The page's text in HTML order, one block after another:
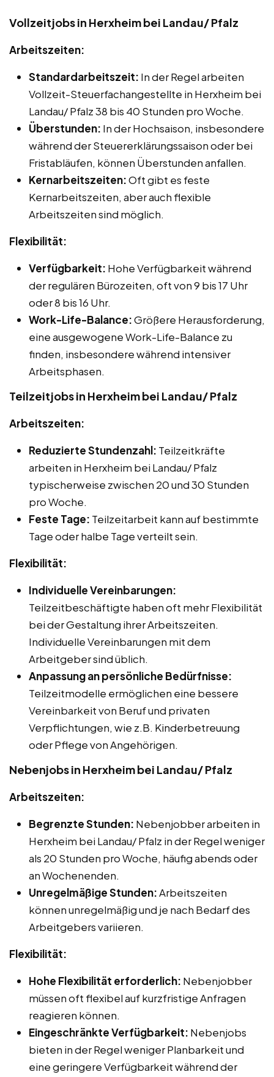
Vollzeitjobs in Herxheim bei Landau/ Pfalz
Arbeitszeiten:
Standardarbeitszeit: In der Regel arbeiten
Vollzeit-Steuerfachangestellte in Herxheim bei
Landau/ Pfalz 38 bis 40 Stunden pro Woche.
Überstunden: In der Hochsaison, insbesondere
während der Steuererklärungssaison oder bei
Fristabläufen, können Überstunden anfallen.
Kernarbeitszeiten:Oft gibt es feste
Kernarbeitszeiten, aber auch flexible
Arbeitszeiten sind möglich.
Flexibilität:
Verfügbarkeit: Hohe Verfügbarkeit während
der regulären Bürozeiten, oft von 9 bis 17 Uhr
oder 8 bis 16 Uhr.
Work-Life-Balance:Größere Herausforderung,
eine ausgewogene Work-Life-Balance zu
finden, insbesondere während intensiver
Arbeitsphasen.
Teilzeitjobs in Herxheim bei Landau/ Pfalz
Arbeitszeiten:
Reduzierte Stundenzahl: Teilzeitkräfte
arbeiten in Herxheim bei Landau/ Pfalz
typischerweise zwischen 20 und 30 Stunden
pro Woche.
Feste Tage: Teilzeitarbeit kann auf bestimmte
Tage oder halbe Tage verteilt sein.
Flexibilität:
Individuelle Vereinbarungen:
Teilzeitbeschäftigte haben oft mehr Flexibilität
bei der Gestaltung ihrer Arbeitszeiten.
Individuelle Vereinbarungen mit dem
Arbeitgeber sind üblich.
Anpassung an persönliche Bedürfnisse:
Teilzeitmodelle ermöglichen eine bessere
Vereinbarkeit von Beruf und privaten
Verpflichtungen, wie z.B. Kinderbetreuung
oder Pflege von Angehörigen.
Nebenjobs in Herxheim bei Landau/ Pfalz
Arbeitszeiten:
Begrenzte Stunden: Nebenjobber arbeiten in
Herxheim bei Landau/ Pfalz in der Regel weniger
als 20 Stunden pro Woche, häufig abends oder
an Wochenenden.
Unregelmäßige Stunden:Arbeitszeiten
können unregelmäßig und je nach Bedarf des
Arbeitgebers variieren.
Flexibilität:
Hohe Flexibilität erforderlich: Nebenjobber
müssen oft flexibel auf kurzfristige Anfragen
reagieren können.
Eingeschränkte Verfügbarkeit: Nebenjobs
bieten in der Regel weniger Planbarkeit und
eine geringere Verfügbarkeit während der